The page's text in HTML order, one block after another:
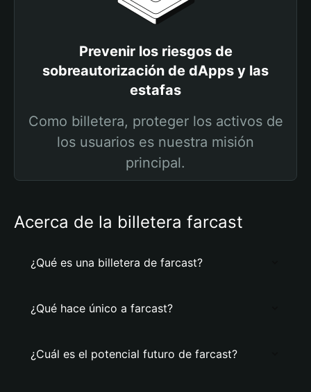
Prevenir los riesgos de
sobreautorización de dApps y las
estafas
Como billetera, proteger los activos de
los usuarios es nuestra misión
principal.
Acerca de la billetera farcast
¿Qué es una billetera de farcast?
¿Qué hace único a farcast?
¿Cuál es el potencial futuro de farcast?